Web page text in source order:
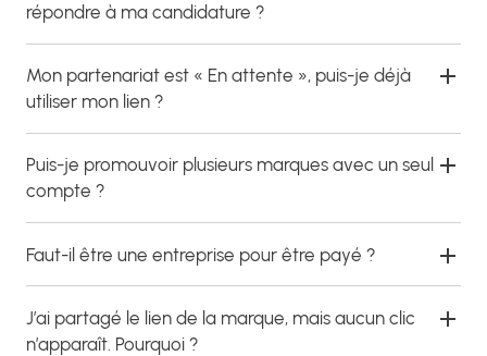
répondre à ma candidature ?
Mon partenariat est « En attente », puis-je déjà
utiliser mon lien ?
Puis-je promouvoir plusieurs marques avec un seul
compte ?
Faut-il être une entreprise pour être payé ?
J’ai partagé le lien de la marque, mais aucun clic
n’apparaît. Pourquoi ?